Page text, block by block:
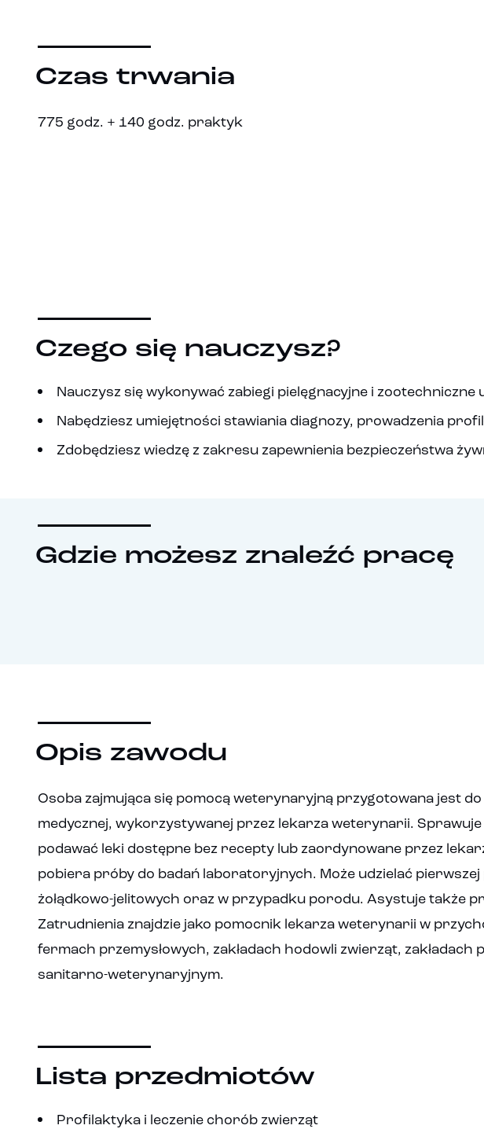
Czas trwania
775 godz. + 140 godz. praktyk
Czego się nauczysz?
Nauczysz się wykonywać zabiegi pielęgnacyjne i zootechniczne
Nabędziesz umiejętności stawiania diagnozy, prowadzenia
Zdobędziesz wiedzę z zakresu zapewnienia bezpieczeństwa
Gdzie możesz znaleźć pracę
Opis zawodu
Osoba zajmująca się pomocą weterynaryjną przygotowana jest
medycznej, wykorzystywanej przez lekarza weterynarii.
podawać leki dostępne bez recepty lub zaordynowane przez
pobiera próby do badań laboratoryjnych. Może udzielać
żołądkowo-jelitowych oraz w przypadku porodu. Asystuje także
Zatrudnienia znajdzie jako pomocnik lekarza weterynarii w
fermach przemysłowych, zakładach hodowli zwierząt,
sanitarno-weterynaryjnym.
Lista przedmiotów
Profilaktyka i leczenie chorób zwierząt